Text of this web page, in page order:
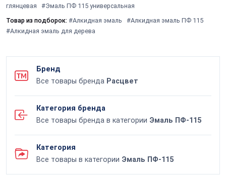
глянцевая
#Эмаль ПФ 115 универсальная
Товар из подборок: #Алкидная эмаль
#Алкидная эмаль ПФ 115
#Алкидная эмаль для дерева
Бренд
Все товары бренда Расцвет
Категория бренда
Все товары бренда в категории Эмаль ПФ-115
Категория
Все товары в категории Эмаль ПФ-115